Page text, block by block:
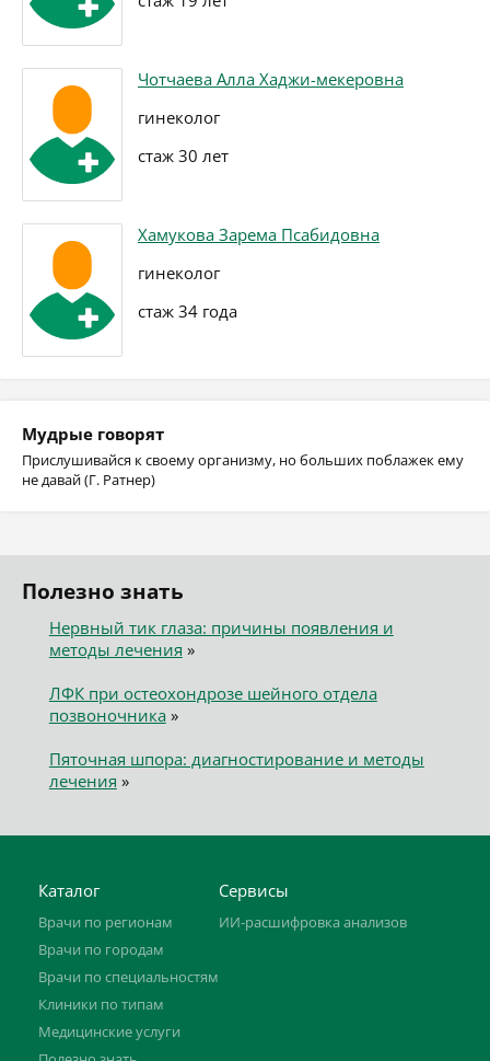
Чотчаева Алла Хаджи-мекеровна
гинеколог
стаж 30 лет
Хамукова Зарема Псабидовна
гинеколог
стаж 34 года
Мудрые говорят
Прислушивайся к своему организму, но больших поблажек ему
не давай (Г. Ратнер)
Полезно знать
Нервный тик глаза: причины появления и
методы лечения »
ЛФК при остеохондрозе шейного отдела
позвоночника»
Пяточная шпора: диагностирование и методы
лечения »
Каталог
Врачи по регионам
Врачи по городам
Врачи по специальностям
Клиники по типам
Медицинские услуги
Сервисы
ИИ-расшифровка анализов